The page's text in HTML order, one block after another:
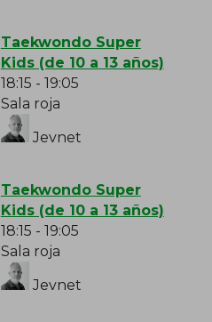
Taekwondo Super
Kids (de 10 a 13 años)
18:15 - 19:05
Sala roja
Jevnet
Taekwondo Super
Kids (de 10 a 13 años)
18:15 - 19:05
Sala roja
Jevnet